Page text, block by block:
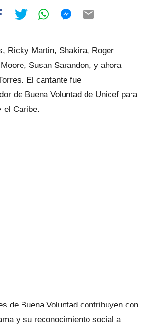
Ricky Martin, Shakira, Roger
Susan Sarandon, y ahora
El cantante fue
de Buena Voluntad de Unicef para
el Caribe.
de Buena Voluntad contribuyen con
y su reconocimiento social a